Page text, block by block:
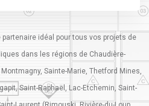
idéal pour tous vos projets de
dans les régions de Chaudière-
Sainte-Marie, Thetford Mines,
Saint-Raphaël, Lac-Etchemin, Saint-